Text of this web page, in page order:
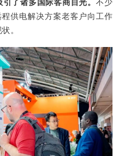
供电解决方案老客户向工作
。